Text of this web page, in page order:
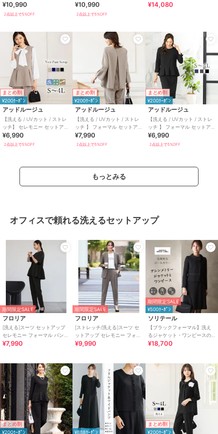
レッチ セットアップ S～4L
¥10,990
2点以上で5%OFF
プ ストレッチ S~4L
¥10,990
2点以上で5%OFF
ツ/２点セット/喪服/卒業式/卒
¥14,080
まとめ割
¥200ｸｰﾎﾟﾝ
アッドルージュ
【洗える / UVカット / ストレ
ッチ】 セレモニー セットアッ
プ S~4L
¥6,990
2点以上で5%OFF
まとめ割
¥200ｸｰﾎﾟﾝ
アッドルージュ
【洗える / UVカット / ストレ
ッチ 】 フォーマル セットアッ
プ 結婚式 S～4L
¥7,990
2点以上で5%OFF
まとめ割
¥200ｸｰﾎﾟﾝ
アッドルージュ
【洗える / UVカット / ストレ
ッチ 】 フォーマル セットアッ
プ 結婚式 S～4L
¥6,990
2点以上で5%OFF
もっとみる
オフィスで頼れる洗えるセットアップ
期間限定SALE
フロリア
[洗える]スーツ セットアップ
セレモニー フォーマル パンツ
スーツ 卒業式 入学式
¥7,990
期間限定SALE
フロリア
[ストレッチ/洗える]スーツ セ
ットアップ セレモニー フォー
マル パンツスーツ 卒業式 入学
¥9,990
期間限定SALE
¥500ｸｰﾎﾟﾝ
ソリテール
【ブラックフォーマル】洗え
るジャケット・ワンピースの
アンサンブル/喪服/礼服/卒業
¥18,700
まとめ割
¥200ｸｰﾎﾟﾝ ¥888ｸｰﾎﾟﾝ
まとめ割
¥200ｸｰﾎﾟﾝ